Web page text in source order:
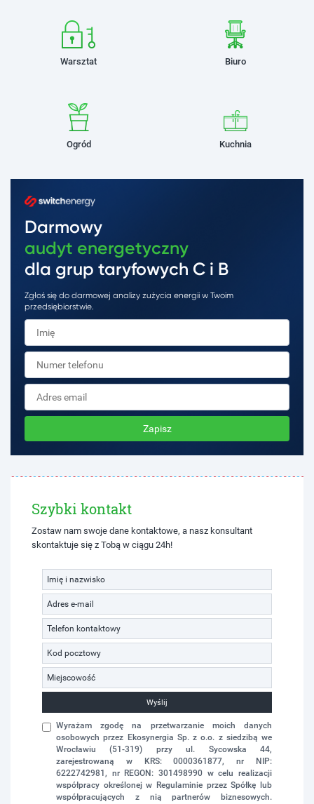
Warsztat Biuro
Ogród Kuchnia
Darmowy
audyt energetyczny
dla grup taryfowych C i B
Zgłoś się do darmowej analizy zużycia energii w Twoim
przedsiębiorstwie.
Zapisz
Szybki kontakt
Zostaw nam swoje dane kontaktowe, a nasz konsultant
skontaktuje się z Tobą w ciągu 24h!
Wyślij
Wyrażam zgodę na przetwarzanie moich danych
osobowych przez Ekosynergia Sp. z o.o. z siedzibą we
Wrocławiu (51-319) przy ul. Sycowska 44,
zarejestrowaną w KRS: 0000361877, nr NIP:
6222742981, nr REGON: 301498990 w celu realizacji
współpracy określonej w Regulaminie przez Spółkę lub
współpracujących z nią partnerów biznesowych.